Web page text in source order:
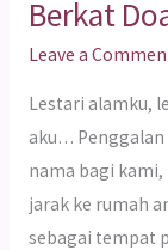
Berkat
Leave a
Lestari alamku,
aku…
nama bagi
jarak ke rumah
sebagai tempat